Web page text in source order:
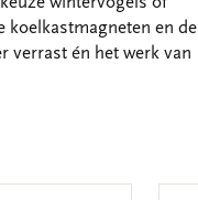
en de
verrast én het werk van